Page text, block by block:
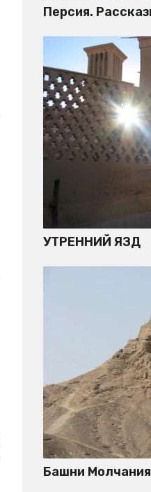
Персия.
УТРЕННИЙ ЯЗД
Башни